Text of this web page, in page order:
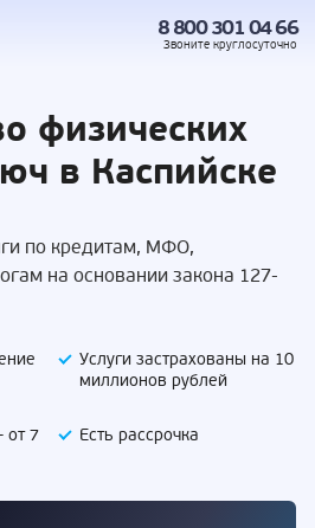
8 800 301 04 66
Звоните круглосуточно
физических
в Каспийске
по кредитам, МФО,
на основании закона 127-
Услуги застрахованы на 10
миллионов рублей
от 7
Есть рассрочка